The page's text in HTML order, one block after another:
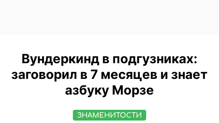
Вундеркинд в подгузниках:
заговорил в 7 месяцев и знает
азбуку Морзе
ЗНАМЕНИТОСТИ